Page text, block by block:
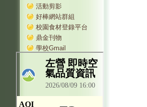
活動剪影
好棒網站群組
校園食材登錄平台
鼎金刊物
學校Gmail